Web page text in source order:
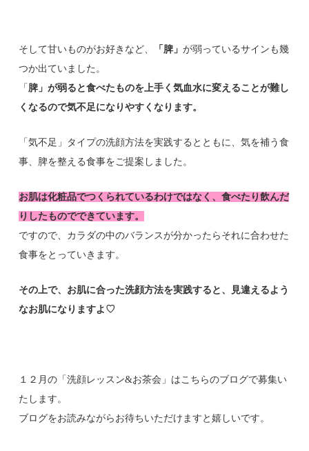
そして甘いものがお好きなど、 「脾」が弱っているサインも幾
つか出ていました。
「 脾」が弱ると食べたものを上手く気血水に変えることが難し
くなるので気不足になりやすくなります。
「気不足」タイプの洗顔方法を実践するとともに、気を補う食
事、脾を整える食事をご提案しました。
お肌は化粧品でつくられているわけではなく、食べたり飲んだ
りしたものでできています。
ですので、カラダの中のバランスが分かったらそれに合わせた
食事をとっていきます。
その上で、お肌に合った洗顔方法を実践すると、見違えるよう
なお肌になりますよ♡
１２月の「洗顔レッスン&お茶会」はこちらのブログで募集い
たします。
ブログをお読みながらお待ちいただけますと嬉しいです。